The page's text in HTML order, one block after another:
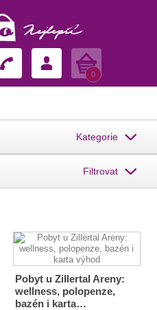
Košík
0
Kategorie
Filtrovat
Pobyt u Zillertal Areny:
wellness, polopenze,
bazén i karta…